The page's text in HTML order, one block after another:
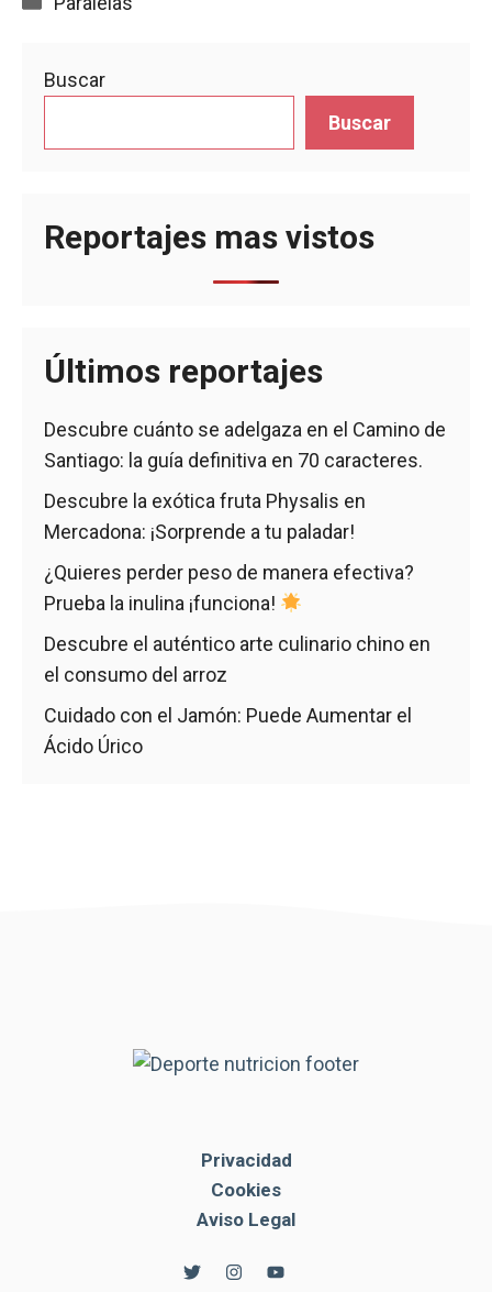
Buscar
Buscar
Reportajes mas vistos
Últimos reportajes
Descubre cuánto se adelgaza en el Camino de
Santiago: la guía definitiva en 70 caracteres.
Descubre la exótica fruta Physalis en
Mercadona: ¡Sorprende a tu paladar!
¿Quieres perder peso de manera efectiva?
Prueba la inulina ¡funciona!
Descubre el auténtico arte culinario chino en
el consumo del arroz
Cuidado con el Jamón: Puede Aumentar el
Ácido Úrico
Privacidad
Cookies
Aviso Legal